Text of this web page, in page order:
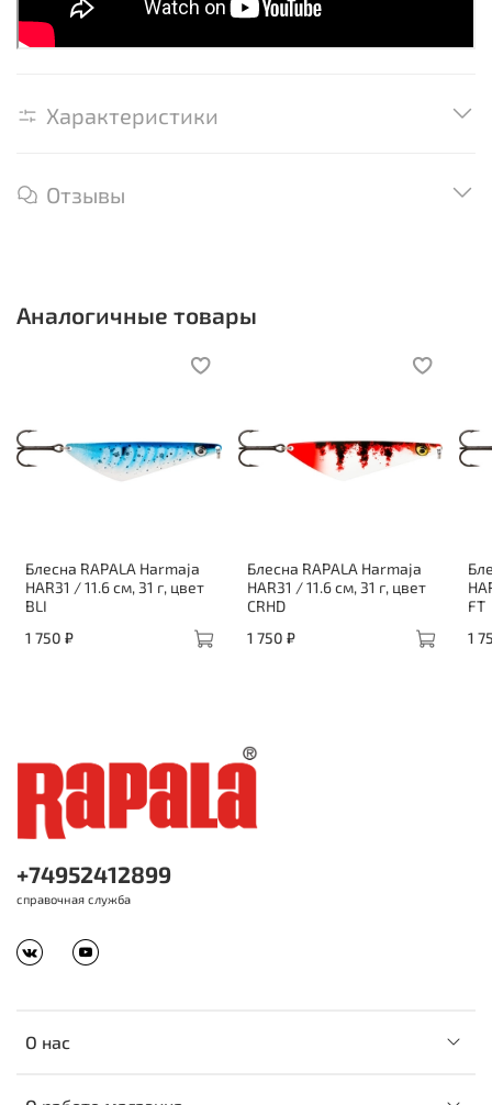
Характеристики
Отзывы
Аналогичные товары
Блесна RAPALA Harmaja
HAR31 / 11.6 см, 31 г, цвет
BLI
1 750 ₽
Блесна RAPALA Harmaja
HAR31 / 11.6 см, 31 г, цвет
CRHD
1 750 ₽
FT
1
О нас
+74952412899
справочная служба